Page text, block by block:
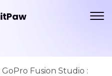
GoPro Fusion Studio :